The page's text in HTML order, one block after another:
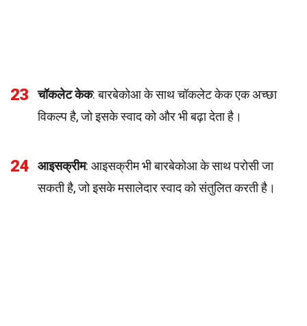
23 चॉकलेट केक: बारबेकोआ के साथ चॉकलेट केक एक अच्छा
विकल्प है, जो इसके स्वाद को और भी बढ़ा देता है।
24 आइसक्रीम: आइसक्रीम भी बारबेकोआ के साथ परोसी जा
सकती है, जो इसके मसालेदार स्वाद को संतुलित करती है।